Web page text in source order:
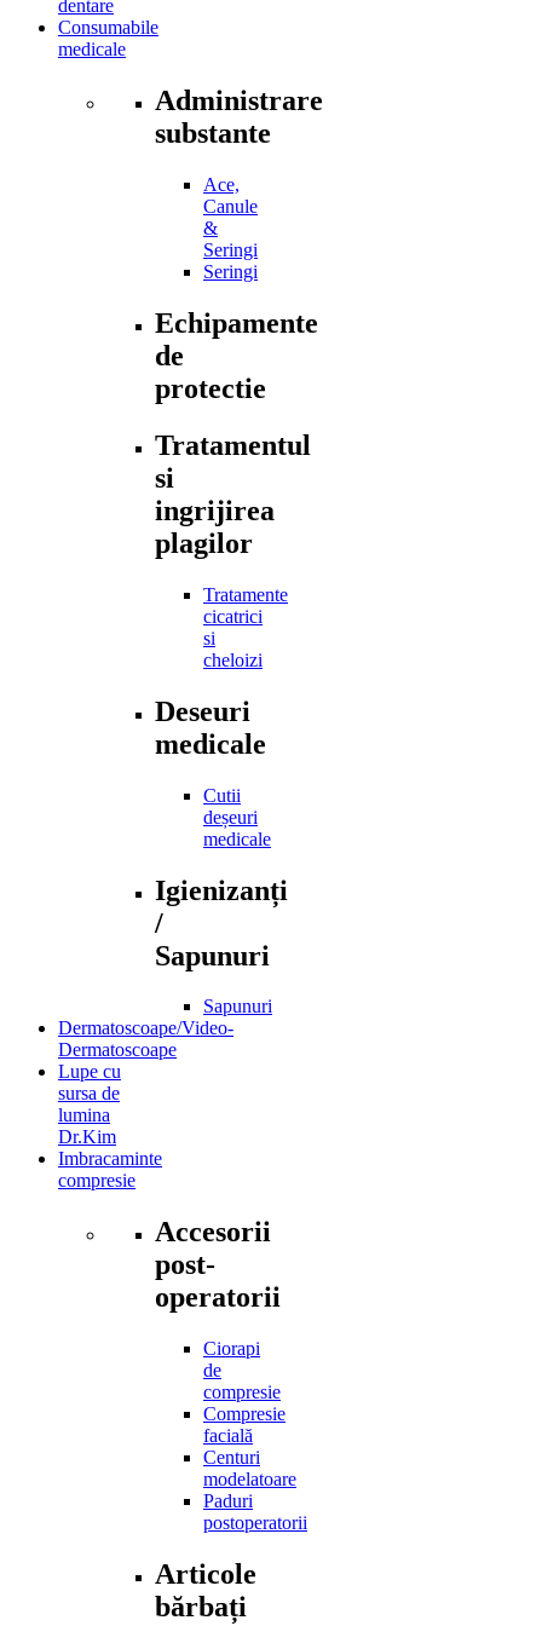
dentare
Consumabile
medicale
Administrare
substante
Ace,
Canule
&
Seringi
Seringi
Echipamente
de
protectie
Tratamentul
si
ingrijirea
plagilor
Tratamente
cicatrici
si
cheloizi
Deseuri
medicale
Cutii
deșeuri
medicale
Igienizanți
/
Sapunuri
Sapunuri
Dermatoscoape/Video-
Dermatoscoape
Lupe cu
sursa de
lumina
Dr.Kim
Imbracaminte
compresie
Accesorii
post-
operatorii
Ciorapi
de
compresie
Compresie
facială
Centuri
modelatoare
Paduri
postoperatorii
Articole
bărbați